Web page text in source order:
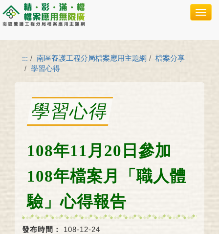
容
::: 南區養護工程分局檔案應用主題網
檔案分享
學習心得
學習心得
108年11月20日參加
108年檔案月「職人體
驗」心得報告
發布時間： 108-12-24